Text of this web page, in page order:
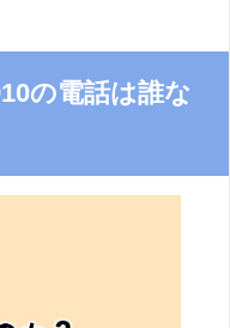
の電話は誰な